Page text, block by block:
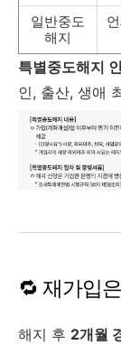
일반중도
해지
특별중도해지
인, 출산, 생애
🔁 재가입
해지 후 2개월